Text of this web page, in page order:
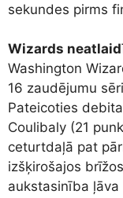
sekundes pirms
Wizards
Washington
16 zaudējumu
Pateicoties
Coulibaly (21
ceturtdaļā pat
izšķirošajos
aukstasinība